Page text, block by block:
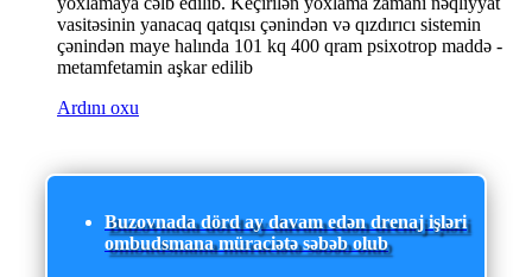
vasitəsinin yanacaq qatqısı çənindən və qızdırıcı sistemin
çənindən maye halında 101 kq 400 qram psixotrop maddə -
metamfetamin aşkar edilib
Ardını oxu
Buzovnada dörd ay davam edən drenaj işləri
ombudsmana müraciətə səbəb olub